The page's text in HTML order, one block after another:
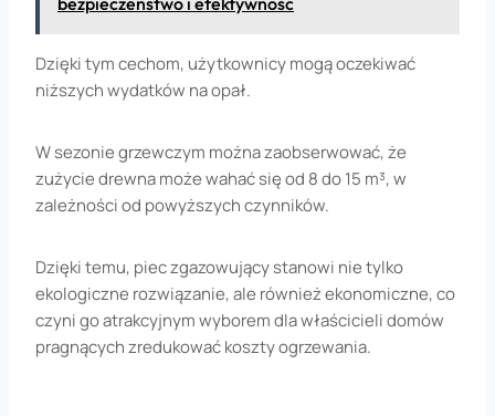
Dzięki tym cechom, użytkownicy mogą oczekiwać
niższych wydatków na opał.
W sezonie grzewczym można zaobserwować, że
zużycie drewna może wahać się od 8 do 15 m³, w
zależności od powyższych czynników.
Dzięki temu, piec zgazowujący stanowi nie tylko
ekologiczne rozwiązanie, ale również ekonomiczne, co
czyni go atrakcyjnym wyborem dla właścicieli domów
pragnących zredukować koszty ogrzewania.